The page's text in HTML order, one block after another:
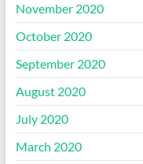
November 2020
October 2020
September 2020
August 2020
July 2020
March 2020